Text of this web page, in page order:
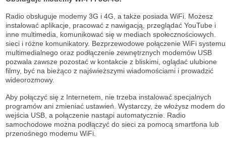
Radio obsługuje modemy 3G i 4G, a także posiada WiFi. Możesz
instalować aplikacje, pracować z nawigacją, przeglądać YouTube i
inne multimedia, komunikować się w mediach społecznościowych.
sieci i różne komunikatory. Bezprzewodowe połączenie WiFi systemu
multimedialnego oraz podłączenie zewnętrznych modemów USB
pozwala zawsze pozostać w kontakcie z bliskimi, oglądać ulubione
filmy, być na bieżąco z najświeższymi wiadomościami i prowadzić
wideorozmowy.
Aby połączyć się z Internetem, nie trzeba instalować specjalnych
programów ani zmieniać ustawień. Wystarczy, że włożysz modem do
wejścia USB, a połączenie nastąpi automatycznie. Radio
samochodowe można podłączyć do sieci za pomocą smartfona lub
przenośnego modemu WiFi.